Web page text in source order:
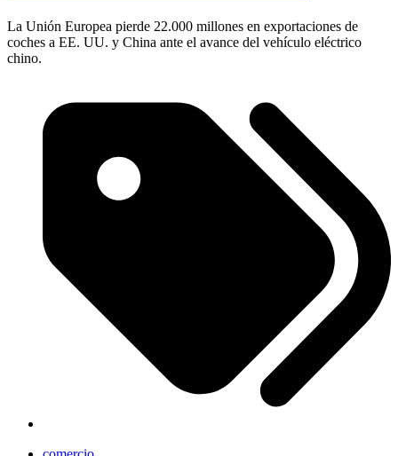
La Unión Europea pierde 22.000 millones en exportaciones de
coches a EE. UU. y China ante el avance del vehículo eléctrico
chino.